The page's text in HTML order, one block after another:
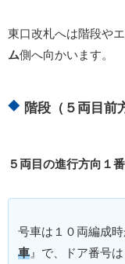
東口改札へは階段や
ム側へ向かいます。
階段（５両目前
５両目の進行方向１
号車は１０両編成
車 』で、ドア番号